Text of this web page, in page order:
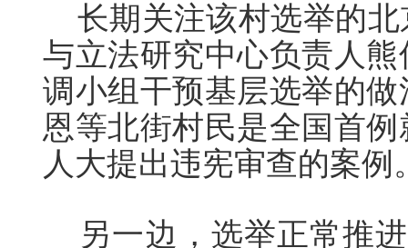
长期关注该村选举的北
与立法研究中心负责人
调小组干预基层选举的
恩等北街村民是全国首
人大提出违宪审查的案例
另一边，选举正常推进